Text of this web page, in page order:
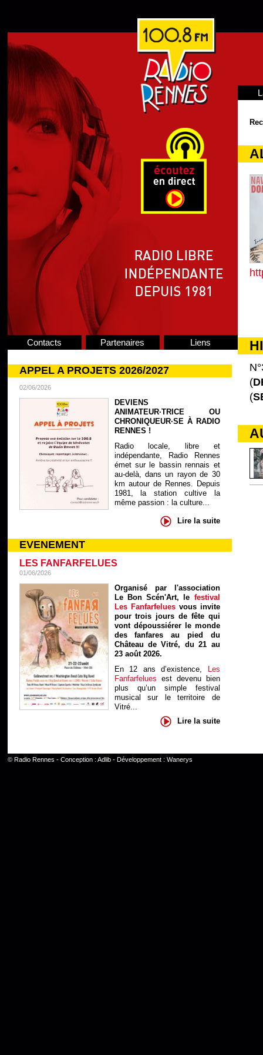
Contacts Partenaires Liens
APPEL A PROJETS 2026/2027
02/06/2026
DEVIENS
ANIMATEUR·TRICE OU
CHRONIQUEUR·SE À RADIO
RENNES !
Radio locale, libre et
indépendante, Radio Rennes
émet sur le bassin rennais et
au-delà, dans un rayon de 30
km autour de Rennes. Depuis
1981, la station cultive la
même passion : la culture...
Lire la suite
EVENEMENT
LES FANFARFELUES
01/06/2026
Organisé par l'association
Le Bon Scén'Art, le festival
Les Fanfarfelues vous invite
pour trois jours de fête qui
vont dépoussiérer le monde
des fanfares au pied du
Château de Vitré, du 21 au
23 août 2026.
En 12 ans d’existence, Les
Fanfarfelues est devenu bien
plus qu’un simple festival
musical sur le territoire de
Vitré...
Lire la suite
(
(
© Radio Rennes - Conception : Adlib- Développement : Wanerys